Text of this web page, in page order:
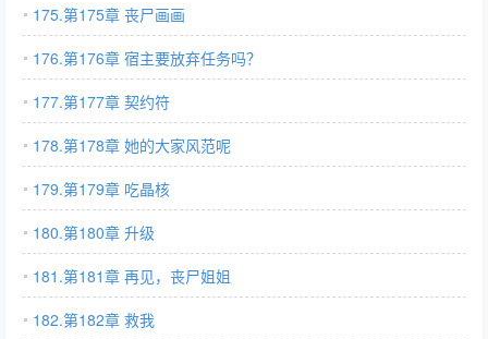
175.第175章 丧尸画画
176.第176章 宿主要放弃任务吗？
177.第177章 契约符
178.第178章 她的大家风范呢
179.第179章 吃晶核
180.第180章 升级
181.第181章 再见，丧尸姐姐
182.第182章 救我